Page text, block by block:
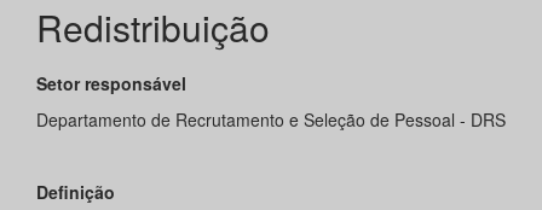
Redistribuição
Setor responsável
Departamento de Recrutamento e Seleção de Pessoal - DRS
Definição